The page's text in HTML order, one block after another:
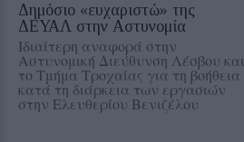
Δημόσιο «ευχαριστώ» της
ΔΕΥΑΛ στην Αστυνομία
Ιδιαίτερη αναφορά στην
Αστυνομική Διεύθυνση Λέσβου και
το Τμήμα Τροχαίας για τη βοήθεια
κατά τη διάρκεια των εργασιών
στην Ελευθερίου Βενιζέλου